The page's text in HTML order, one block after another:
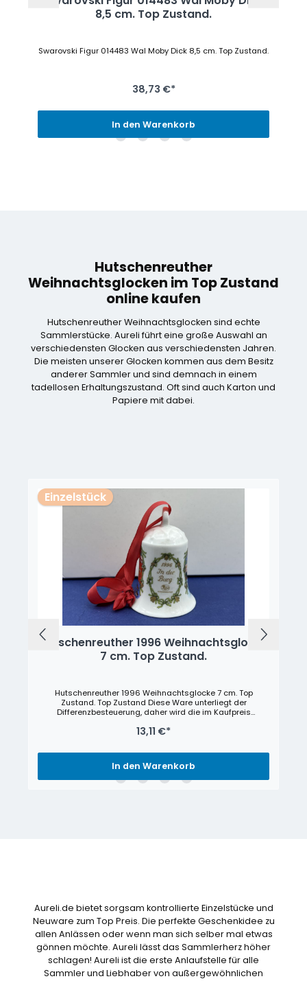
8,5 cm. Top Zustand.
Swarovski Figur 014483 Wal Moby Dick 8,5 cm. Top Zustand.
38,73 €*
In den Warenkorb
Hutschenreuther
Weihnachtsglocken im Top Zustand
online kaufen
Hutschenreuther Weihnachtsglocken sind echte
Sammlerstücke. Aureli führt eine große Auswahl an
verschiedensten Glocken aus verschiedensten Jahren.
Die meisten unserer Glocken kommen aus dem Besitz
anderer Sammler und sind demnach in einem
tadellosen Erhaltungszustand. Oft sind auch Karton und
Papiere mit dabei.
Einzelstück
Hutschenreuther 1996 Weihnachtsglocke
7 cm. Top Zustand.
Hutschenreuther 1996 Weihnachtsglocke 7 cm. Top
Zustand. Top Zustand Diese Ware unterliegt der
Differenzbesteuerung, daher wird die im Kaufpreis
13,11 €*
In den Warenkorb
Aureli.de bietet sorgsam kontrollierte Einzelstücke und
Neuware zum Top Preis. Die perfekte Geschenkidee zu
allen Anlässen oder wenn man sich selber mal etwas
gönnen möchte. Aureli lässt das Sammlerherz höher
schlagen! Aureli ist die erste Anlaufstelle für alle
Sammler und Liebhaber von außergewöhnlichen